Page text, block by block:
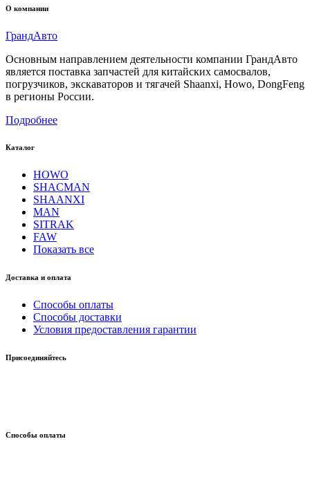
О компании
ГрандАвто
Основным направлением деятельности компании ГрандАвто
является поставка запчастей для китайских самосвалов,
погрузчиков, экскаваторов и тягачей Shaanxi, Howo, DongFeng
в регионы России.
Подробнее
Каталог
HOWO
SHACMAN
SHAANXI
MAN
SITRAK
FAW
Показать все
Доставка и оплата
Способы оплаты
Способы доставки
Условия предоставления гарантии
Присоединяйтесь
Способы оплаты